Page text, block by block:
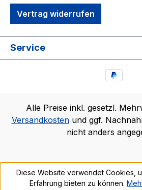
Vertrag widerrufen
Service
Alle Preise inkl. gesetzl.
Versandkostenund ggf.
nicht anders
Diese Website verwendet Cookies,
Erfahrung bieten zu können.